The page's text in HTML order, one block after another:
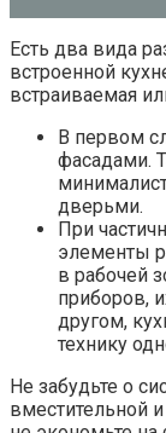
Есть два вида
встроенной
встраиваемая
В первом
фасадами.
дверьми.
При
элементы
в рабочей
приборов,
другом,
технику
Не забудьте о
вместительной